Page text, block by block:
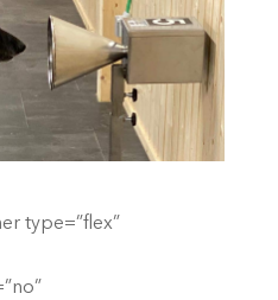
type=”flex”